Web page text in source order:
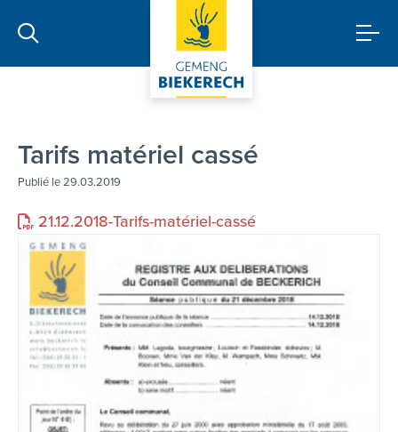
Tarifs matériel cassé
Publié le 29.03.2019
21.12.2018-Tarifs-matériel-cassé